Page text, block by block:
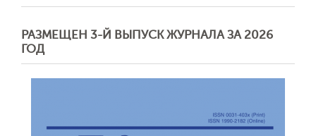
РАЗМЕЩЕН 3-Й ВЫПУСК ЖУРНАЛА ЗА 2026
ГОД